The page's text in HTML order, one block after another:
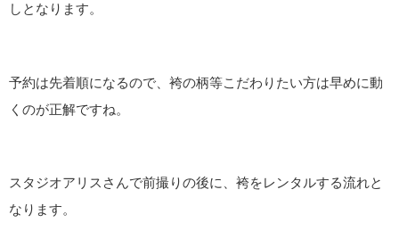
しとなります。
予約は先着順になるので、袴の柄等こだわりたい方は早めに動
くのが正解ですね。
スタジオアリスさんで前撮りの後に、袴をレンタルする流れと
なります。